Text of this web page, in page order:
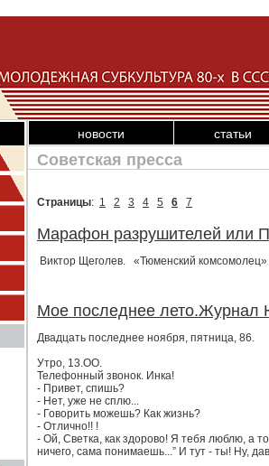
новости статьи
Советская пресса
Страницы: 1 2 3 4 5 6 7
Марафон разрушителей или
Виктор Щеголев. «Тюменский
Мое последнее лето.Журнал
Двадцать последнее ноября, пятница, 86.
Утро, 13.ОО.
Телефонный звонок. Инка!
- Привет, спишь?
- Нет, уже не сплю...
- Говорить можешь? Как жизнь?
- Отлично!! !
- Ой, Светка, как здорово! Я тебя люблю, а
ничего, сама понимаешь...” И тут - ты! Ну,